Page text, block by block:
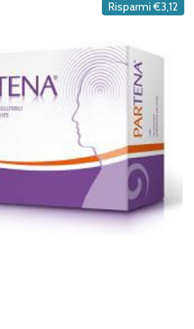
Risparmi €3,12